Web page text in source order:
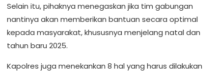
Selain itu, pihaknya menegaskan jika tim gabungan
nantinya akan memberikan bantuan secara optimal
kepada masyarakat, khususnya menjelang natal dan
tahun baru 2025.
Kapolres juga menekankan 8 hal yang harus dilakukan